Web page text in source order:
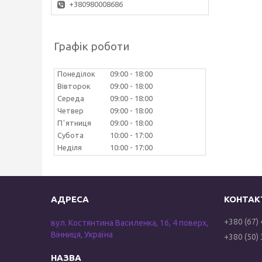
+380980008686
Графік роботи
Понеділок 09:00
18:00
Вівторок
09:00
18:00
Середа
09:00
18:00
Четвер
09:00
18:00
Пʼятниця
09:00
18:00
Субота
10:00
17:00
Неділя
10:00 17:00
вул. Костянтина Василенка, 16, 4 поверх,
Вінниця, Україна
+380 (67)
+380 (50)